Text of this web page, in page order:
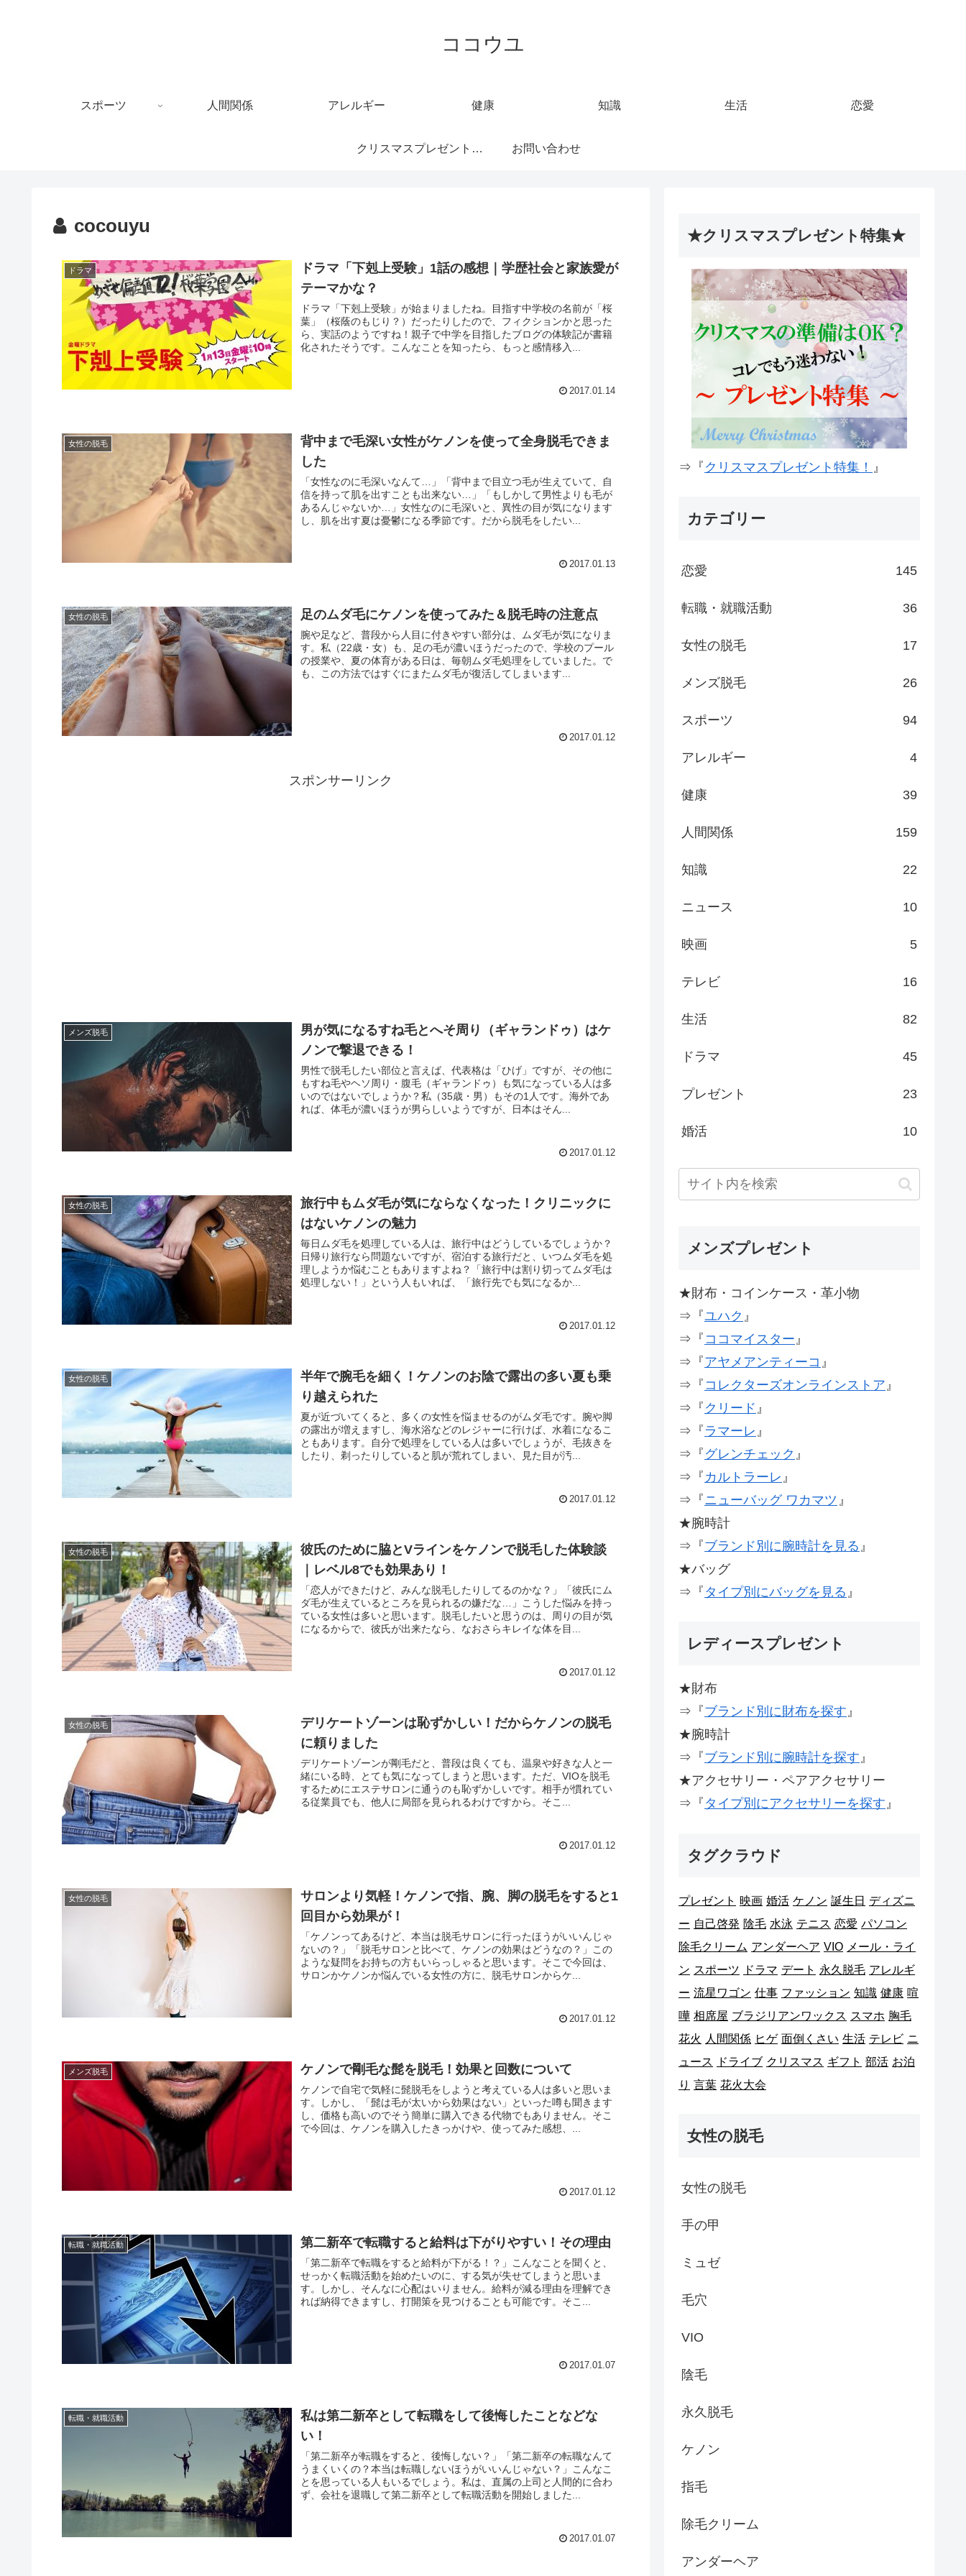
ココウユ
スポーツ 人間関係 アレルギー 健康 知識 生活 恋愛
クリスマスプレゼント特 お問い合わせ
cocouyu
ドラマ
ドラマ「下剋上受験」1話の感想｜学歴社会と家族愛が
テーマかな？
ドラマ「下剋上受験」が始まりましたね。目指す中学校の名前が「桜
葉」（桜蔭のもじり？）だったりしたので、フィクションかと思った
ら、実話のようですね！親子で中学を目指したブログの体験記が書籍
化されたそうです。こんなことを知ったら、もっと感情移入...
2017.01.14
女性の脱毛
背中まで毛深い女性がケノンを使って全身脱毛できま
した
「女性なのに毛深いなんて…」「背中まで目立つ毛が生えていて、自
信を持って肌を出すことも出来ない…」「もしかして男性よりも毛が
あるんじゃないか…」女性なのに毛深いと、異性の目が気になります
し、肌を出す夏は憂鬱になる季節です。だから脱毛をしたい...
2017.01.13
女性の脱毛 足のムダ毛にケノンを使ってみた＆脱毛時の注意点
腕や足など、普段から人目に付きやすい部分は、ムダ毛が気になりま
す。私（22歳・女）も、足の毛が濃いほうだったので、学校のプール
の授業や、夏の体育がある日は、毎朝ムダ毛処理をしていました。で
も、この方法ではすぐにまたムダ毛が復活してしまいます...
2017.01.12
スポンサーリンク
メンズ脱毛
男が気になるすね毛とへそ周り（ギャランドゥ）はケ
ノンで撃退できる！
男性で脱毛したい部位と言えば、代表格は「ひげ」ですが、その他に
もすね毛やヘソ周り・腹毛（ギャランドゥ）も気になっている人は多
いのではないでしょうか？私（35歳・男）もその1人です。海外であ
れば、体毛が濃いほうが男らしいようですが、日本はそん...
2017.01.12
女性の脱毛
旅行中もムダ毛が気にならなくなった！クリニックに
はないケノンの魅力
毎日ムダ毛を処理している人は、旅行中はどうしているでしょうか？
日帰り旅行なら問題ないですが、宿泊する旅行だと、いつムダ毛を処
理しようか悩むこともありますよね？「旅行中は割り切ってムダ毛は
処理しない！」という人もいれば、「旅行先でも気になるか...
2017.01.12
女性の脱毛
半年で腕毛を細く！ケノンのお陰で露出の多い夏も乗
り越えられた
夏が近づいてくると、多くの女性を悩ませるのがムダ毛です。腕や脚
の露出が増えますし、海水浴などのレジャーに行けば、水着になるこ
ともあります。自分で処理をしている人は多いでしょうが、毛抜きを
したり、剃ったりしていると肌が荒れてしまい、見た目が汚...
2017.01.12
女性の脱毛
彼氏のために脇とVラインをケノンで脱毛した体験談
｜レベル8でも効果あり！
「恋人ができたけど、みんな脱毛したりしてるのかな？」「彼氏にム
ダ毛が生えているところを見られるの嫌だな…」こうした悩みを持っ
ている女性は多いと思います。脱毛したいと思うのは、周りの目が気
になるからで、彼氏が出来たなら、なおさらキレイな体を目...
2017.01.12
女性の脱毛
デリケートゾーンは恥ずかしい！だからケノンの脱毛
に頼りました
デリケートゾーンが剛毛だと、普段は良くても、温泉や好きな人と一
緒にいる時、とても気になってしまうと思います。ただ、VIOを脱毛
するためにエステサロンに通うのも恥ずかしいです。相手が慣れてい
る従業員でも、他人に局部を見られるわけですから。そこ...
2017.01.12
女性の脱毛
サロンより気軽！ケノンで指、腕、脚の脱毛をすると1
回目から効果が！
「ケノンってあるけど、本当は脱毛サロンに行ったほうがいいんじゃ
ないの？」「脱毛サロンと比べて、ケノンの効果はどうなの？」この
ような疑問をお持ちの方もいらっしゃると思います。そこで今回は、
サロンかケノンか悩んでいる女性の方に、脱毛サロンからケ...
2017.01.12
メンズ脱毛 ケノンで剛毛な髭を脱毛！効果と回数について
ケノンで自宅で気軽に髭脱毛をしようと考えている人は多いと思いま
す。しかし、「髭は毛が太いから効果はない」といった噂も聞きます
し、価格も高いのでそう簡単に購入できる代物でもありません。そこ
で今回は、ケノンを購入したきっかけや、使ってみた感想、...
2017.01.12
転職・就職活動 第二新卒で転職すると給料は下がりやすい！その理由
「第二新卒で転職をすると給料が下がる！？」こんなことを聞くと、
せっかく転職活動を始めたいのに、する気が失せてしまうと思いま
す。しかし、そんなに心配はいりません。給料が減る理由を理解でき
れば納得できますし、打開策を見つけることも可能です。そこ...
2017.01.07
転職・就職活動
私は第二新卒として転職をして後悔したことなどな
い！
「第二新卒が転職をすると、後悔しない？」「第二新卒の転職なんて
うまくいくの？本当は転職しないほうがいいんじゃない？」こんなこ
とを思っている人もいるでしょう。私は、直属の上司と人間的に合わ
ず、会社を退職して第二新卒として転職活動を開始しました...
2017.01.07
★クリスマスプレゼント特集★
⇒『 クリスマスプレゼント特集！ 』
カテゴリー
恋愛 145
転職・就職活動 36
女性の脱毛 17
メンズ脱毛 26
スポーツ 94
アレルギー 4
健康 39
人間関係 159
知識 22
ニュース 10
映画 5
テレビ 16
生活 82
ドラマ 45
プレゼント 23
婚活 10
メンズプレゼント
★財布・コインケース・革小物
⇒『ユハク 』
⇒『 ココマイスター』
⇒『アヤメアンティーコ 』
⇒『 コレクターズオンラインストア』
⇒『 クリード 』
⇒『 ラマーレ 』
⇒『 グレンチェック 』
⇒『 カルトラーレ 』
⇒『ニューバッグ ワカマツ 』
★腕時計
⇒『ブランド別に腕時計を見る 』
★バッグ
⇒『 タイプ別にバッグを見る 』
レディースプレゼント
★財布
⇒『ブランド別に財布を探す』
★腕時計
⇒『ブランド別に腕時計を探す』
★アクセサリー・ペアアクセサリー
⇒『 タイプ別にアクセサリーを探す』
タグクラウド
プレゼント 映画 婚活 ケノン 誕生日 ディズニ
ー 自己啓発 陰毛 水泳 テニス 恋愛 パソコン
除毛クリーム アンダーヘア VIO メール・ライ
ン スポーツ ドラマ デート 永久脱毛 アレルギ
ー 流星ワゴン 仕事 ファッション 知識 健康 喧
嘩 相席屋 ブラジリアンワックス スマホ 胸毛
花火 人間関係 ヒゲ 面倒くさい 生活 テレビ ニ
ュース
ドライブ クリスマス ギフト 部活 お泊
り 言葉 花火大会
女性の脱毛
女性の脱毛
手の甲
ミュゼ
毛穴
VIO
陰毛
永久脱毛
ケノン
指毛
除毛クリーム
アンダーヘア